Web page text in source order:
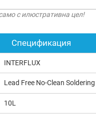
с илюстративна цел!
Спецификация
INTERFLUX
Lead Free No-Clean
10L